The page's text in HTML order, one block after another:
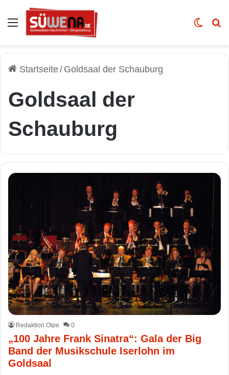
Auswahl Skin
Startseite/ Goldsaal der Schauburg
Goldsaal der
Schauburg
Redaktion Olpe 0
„100 Jahre Frank Sinatra“: Gala der Big
Band der Musikschule Iserlohn im
Goldsaal